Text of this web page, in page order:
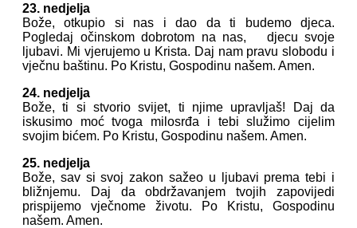
23. nedjelja
Bože, otkupio si nas i dao da ti budemo djeca.
Pogledaj očinskom dobrotom na nas, djecu svoje
ljubavi. Mi vjerujemo u Krista. Daj nam pravu slobodu i
vječnu baštinu. Po Kristu, Gospodinu našem. Amen.
24. nedjelja
Bože, ti si stvorio svijet, ti njime upravljaš! Daj da
iskusimo moć tvoga milosrđa i tebi služimo cijelim
svojim bićem. Po Kristu, Gospodinu našem. Amen.
25. nedjelja
Bože, sav si svoj zakon sažeo u ljubavi prema tebi i
bližnjemu. Daj da obdržavanjem tvojih zapovijedi
prispijemo vječnome životu. Po Kristu, Gospodinu
našem. Amen.